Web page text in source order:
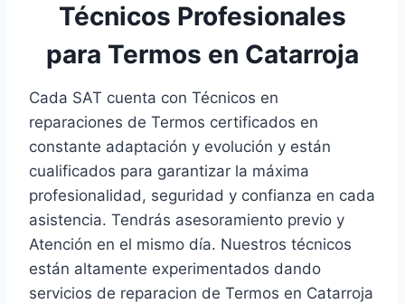
Técnicos Profesionales
para Termos en Catarroja
Cada SAT cuenta con Técnicos en
reparaciones de Termos certificados en
constante adaptación y evolución y están
cualificados para garantizar la máxima
profesionalidad, seguridad y confianza en cada
asistencia. Tendrás asesoramiento previo y
Atención en el mismo día. Nuestros técnicos
están altamente experimentados dando
servicios de reparacion de Termos en Catarroja